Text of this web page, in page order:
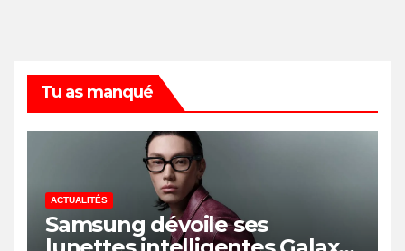
Tu as manqué
ACTUALITÉS
Samsung dévoile ses